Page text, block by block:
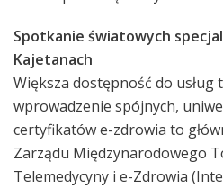
Spotkanie światowych
Kajetanach
Większa dostępność do usług
wprowadzenie spójnych,
certyfikatów e-zdrowia to
Zarządu Międzynarodowego
Telemedycyny i e-Zdrowia